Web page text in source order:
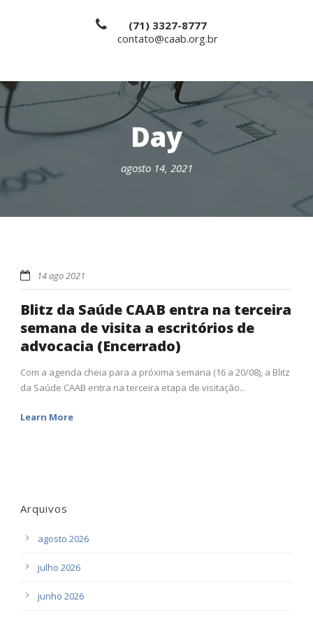
(71) 3327-8777
contato@caab.org.br
Day
agosto 14, 2021
14 ago 2021
Blitz da Saúde CAAB entra na terceira
semana de visita a escritórios de
advocacia (Encerrado)
Com a agenda cheia para a próxima semana (16 a 20/08), a Blitz
da Saúde CAAB entra na terceira etapa de visitação...
Learn More
Arquivos
agosto 2026
julho 2026
junho 2026